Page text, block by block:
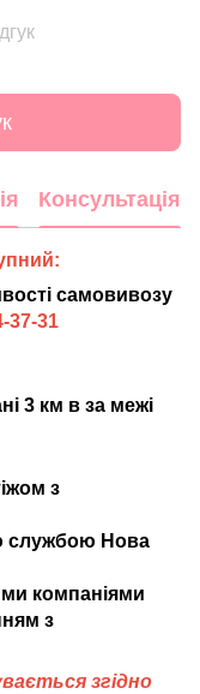
Консультація
самовивозу
37-31
3 км в за межі
з
службою Нова
компаніями
з
згідно